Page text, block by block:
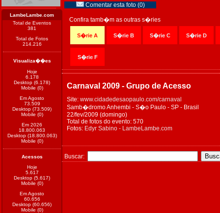
LambeLambe.com
Total de Eventos
381
Total de Fotos
214.216
Visualiza��es
Hoje
6.178
Desktop (6.178)
Mobile (0)
Em Agosto
73.509
Desktop (73.509)
Mobile (0)
Em 2026
18.800.063
Desktop (18.800.063)
Mobile (0)
Acessos
Hoje
5.617
Desktop (5.617)
Mobile (0)
Em Agosto
60.656
Desktop (60.656)
Mobile (0)
Comentar esta foto (0)
Confira tamb�m as outras s�ries
S�rie A S�rie B S�rie C S�rie D
S�rie F
Carnaval 2009 - Grupo de Acesso
Site: www.cidadedesaopaulo.com/carnaval
Samb�dromo Anhembi - S�o Paulo - SP - Brasil
22/fev/2009 (domingo)
Total de fotos do evento: 570
Fotos: Edyr Sabino - LambeLambe.com
Buscar: